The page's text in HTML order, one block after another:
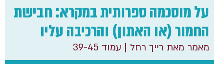
על מוסכמה ספרותית במקרא: חבישת
החמור (או האתון) והרכיבה עליו
מאמר מאת רייך רחל | עמוד 39-45